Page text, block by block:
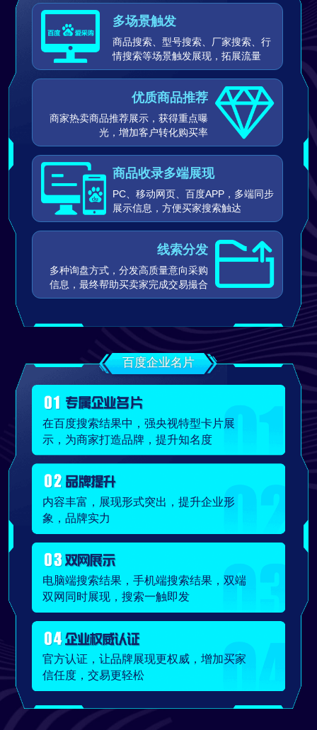
多场景触发
商品搜索、型号搜索、厂家搜索、行
情搜索等场景触发展现，拓展流量
优质商品推荐
商家热卖商品推荐展示，获得重点曝
光，增加客户转化购买率
商品收录多端展现
PC、移动网页、百度APP，多端同步
展示信息，方便买家搜索触达
线索分发
多种询盘方式，分发高质量意向采购
信息，最终帮助买卖家完成交易撮合
百度企业名片
在百度搜索结果中，强央视特型卡片展
示，为商家打造品牌，提升知名度
内容丰富，展现形式突出，提升企业形
象，品牌实力
电脑端搜索结果，手机端搜索结果，双端
双网同时展现，搜索一触即发
官方认证，让品牌展现更权威，增加买家
信任度，交易更轻松